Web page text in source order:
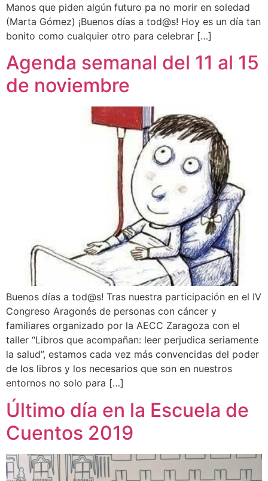
Manos que piden algún futuro pa no morir en soledad
(Marta Gómez) ¡Buenos días a tod@s! Hoy es un día tan
bonito como cualquier otro para celebrar […]
Agenda semanal del 11 al 15
de noviembre
Buenos días a tod@s! Tras nuestra participación en el IV
Congreso Aragonés de personas con cáncer y
familiares organizado por la AECC Zaragoza con el
taller “Libros que acompañan: leer perjudica seriamente
la salud”, estamos cada vez más convencidas del poder
de los libros y los necesarios que son en nuestros
entornos no solo para […]
Último día en la Escuela de
Cuentos 2019